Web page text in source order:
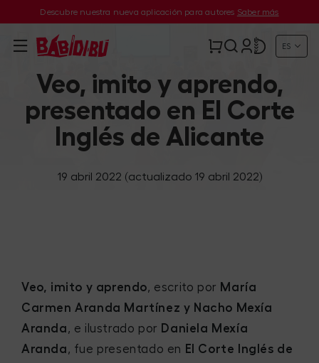
Descubre nuestra nueva aplicación para autores Saber más
ES
Veo, imito y aprendo,
presentado en El Corte
Inglés de Alicante
19 abril 2022 (actualizado 19 abril 2022)
Veo, imito y aprendo, escrito por María
Carmen Aranda Martínez y Nacho Mexía
Aranda , e ilustrado por Daniela Mexía
Aranda , fue presentado en El Corte Inglés de